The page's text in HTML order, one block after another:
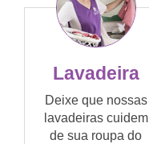
Lavadeira
Deixe que nossas
lavadeiras cuidem
de sua roupa do